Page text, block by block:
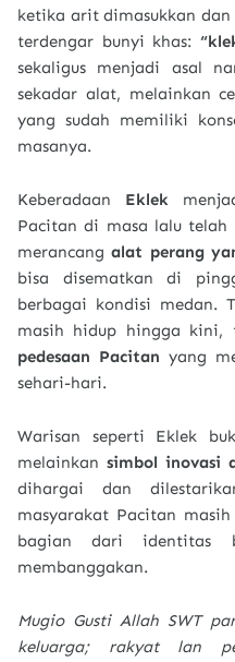
ketika arit dimasukkan
terdengar bunyi khas:
sekaligus menjadi asal
sekadar alat, melainkan
yang sudah memiliki
masanya.
Keberadaan Eklek
Pacitan di masa lalu
merancangalat perang
bisa disematkan di
berbagai kondisi medan.
masih hidup hingga kini,
pedesaan Pacitan yang
sehari-hari.
Warisan seperti Eklek
melainkan simbol inovasi
dihargai dan
masyarakat Pacitan
bagian dari identitas
membanggakan.
Mugio Gusti Allah SWT
keluarga; rakyat lan